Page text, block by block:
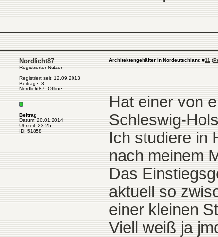
Nordlicht87
Registrierter Nutzer
Registriert seit: 12.09.2013
Beiträge: 3
Nordlicht87: Offline
Beitrag
Datum: 20.01.2014
Uhrzeit: 23:25
ID: 51858
Architektengehälter in Nordeutschland #11 (
Hat einer von
Schleswig-
Ich studiere in
nach meinem
Das
aktuell so
einer kleinen
Viell weiß ja